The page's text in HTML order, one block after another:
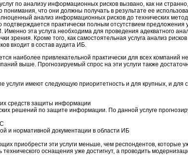
по анализу информационных рисков вызвано, как ни
понимания, что они должны получать в результате ее
анализ информационных рисков до технических
практически полным отсутствием предложения
эта услуга необходима для проведения адекватного
зрения. Кроме того, как самостоятельная услуга анализ
входит в состав аудита ИБ.
наиболее привлекательной практически для всех компаний
выше. Прогнозируемый спрос на эти услуги также
услуги имеют следующую приоритетность и для крупных, и для
средств защиты информации
решений по защите информации. По данной услуге
и нормативной документации в области ИБ
приобрести эти услуги меньше, чем респондентов, которые
оснащения уже достигнут, а проводить